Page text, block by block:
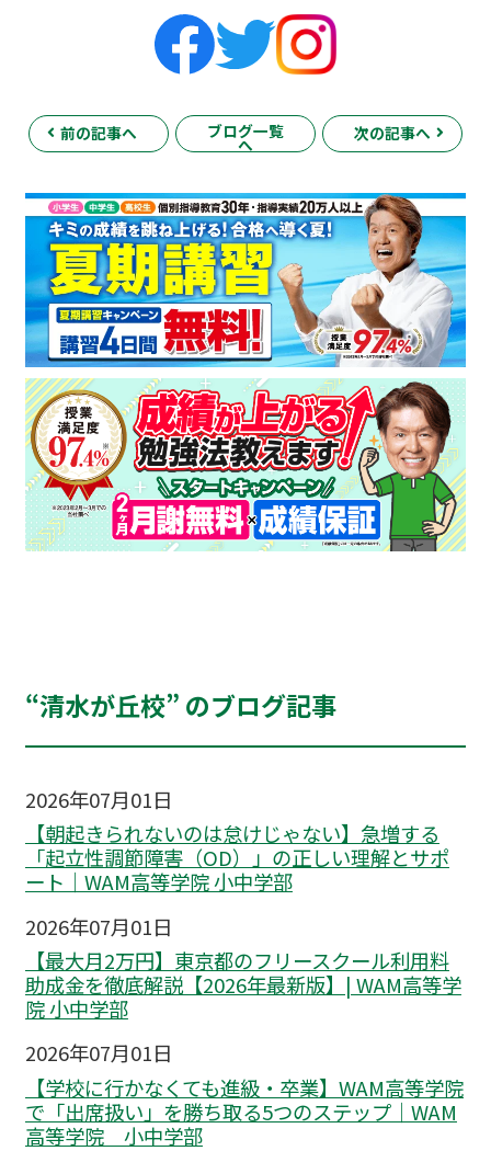
前の記事へ ブログ一覧
へ
次の記事へ
“清水が丘校” のブログ記事
2026年07月01日
【朝起きられないのは怠けじゃない】急増する
「起立性調節障害（OD）」の正しい理解とサポ
ート｜WAM高等学院 小中学部
2026年07月01日
【最大月2万円】東京都のフリースクール利用料
助成金を徹底解説【2026年最新版】| WAM高等学
院 小中学部
2026年07月01日
【学校に行かなくても進級・卒業】WAM高等学院
で「出席扱い」を勝ち取る5つのステップ｜WAM
高等学院 小中学部